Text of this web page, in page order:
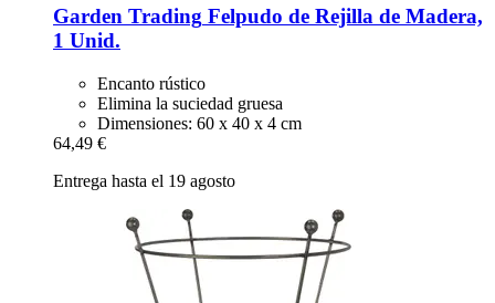
Garden Trading Felpudo de Rejilla de Madera,
1 Unid.
Encanto rústico
Elimina la suciedad gruesa
Dimensiones: 60 x 40 x 4 cm
64,49 €
Entrega hasta el 19 agosto